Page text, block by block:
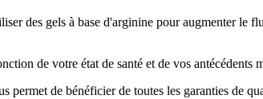
des gels à base d'arginine pour augmenter le
de votre état de santé et de vos antécédents
permet de bénéficier de toutes les garanties de